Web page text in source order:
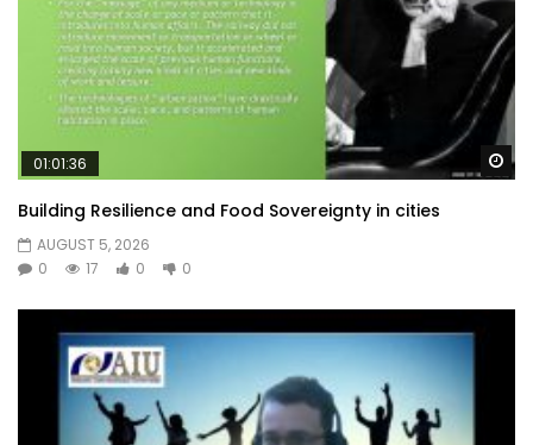
01:01:36
Building Resilience and Food Sovereignty in cities
AUGUST 5, 2026
0
17 0 0